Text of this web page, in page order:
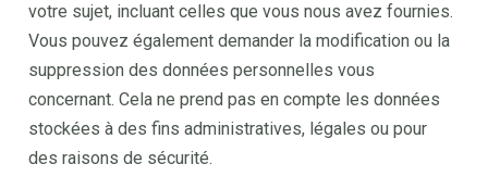
votre sujet, incluant celles que vous nous avez fournies.
Vous pouvez également demander la modification ou la
suppression des données personnelles vous
concernant. Cela ne prend pas en compte les données
stockées à des fins administratives, légales ou pour
des raisons de sécurité.